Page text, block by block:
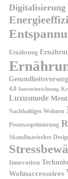
Digitalisierung
Ernährung
4.0 Inneneinrichtung
Luxusmode
Nachhaltiges Wohnen
Prozessoptimierung
Skandinavisches
Innovation
Wohnaccessoires